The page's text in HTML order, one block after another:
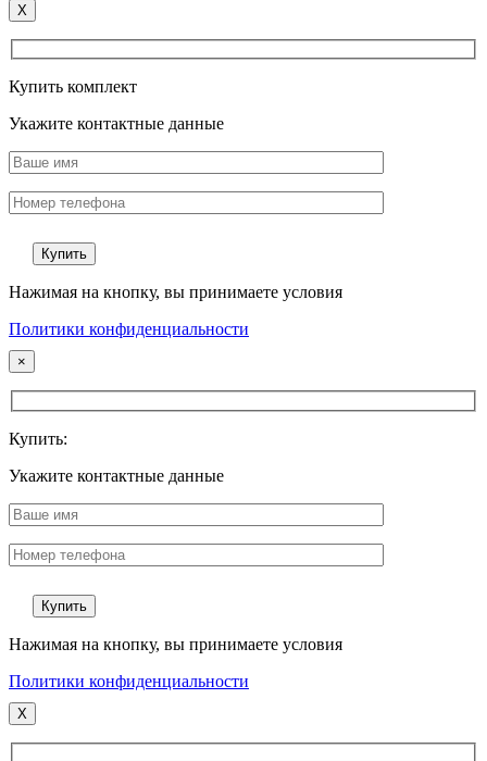
X
Купить комплект
Укажите контактные данные
Нажимая на кнопку, вы принимаете условия
Политики конфиденциальности
×
Купить:
Укажите контактные данные
Нажимая на кнопку, вы принимаете условия
Политики конфиденциальности
X